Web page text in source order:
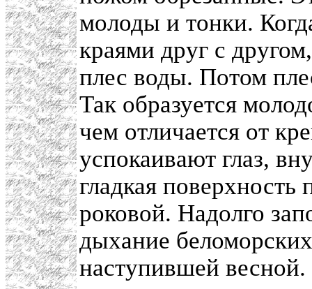
молоды и тонки.
краями друг с
плес воды. Потом
Так образуется
чем отличается от
успокаивают глаз,
гладкая поверхность
роковой. Надолго
дыхание
наступившей весной.